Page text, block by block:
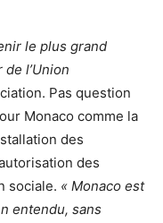
le plus grand
l’Union
Pas question
Monaco comme la
des
des
sociale. « Monaco est
entendu, sans